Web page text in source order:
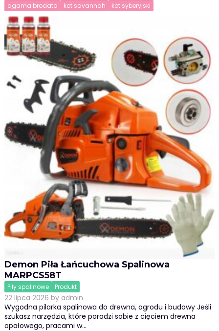
agama brodata kot savannah kot syberyjski
Demon Piła Łańcuchowa Spalinowa
MARPCS58T
Piły spalinowe Produkt
22 lipca 2026 by admin
Wygodna pilarka spalinowa do drewna, ogrodu i budowy Jeśli
szukasz narzędzia, które poradzi sobie z cięciem drewna
opałowego, pracami w…